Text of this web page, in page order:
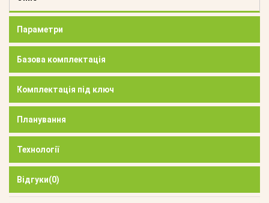
Параметри
Базова комплектація
Комплектація під ключ
Планування
Технології
Відгуки(0)